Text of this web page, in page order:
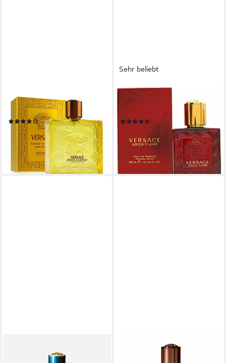
Eau de Parfum Herrenparfüm
Eros Energy EDP
(11)
ab 64,90 € UVP110,00 €
(64,90 €/ 100 ml)
-41%
lieferbar - in 3-4 Werktagen bei dir
Sehr beliebt
VERSACE
Eau de Parfum Eros Flame
(139)
ab 37,50 €
(1.250,00 €/ 1 l)
lieferbar - in 3-4 Werktagen bei dir
Extrait Parfum Eros